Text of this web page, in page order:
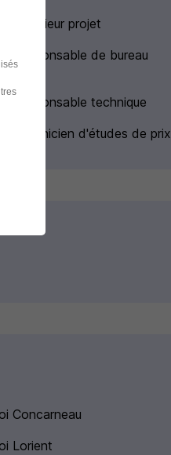
Ingénieur projet
Responsable de bureau
Responsable technique
Technicien d'études de prix
Concarneau
Lorient